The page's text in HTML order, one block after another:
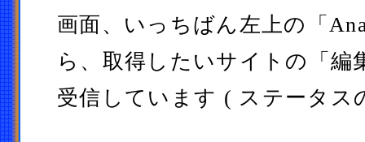
画面、いっちばん左上の「
ら、取得したいサイトの「編
受信しています ( ステータス